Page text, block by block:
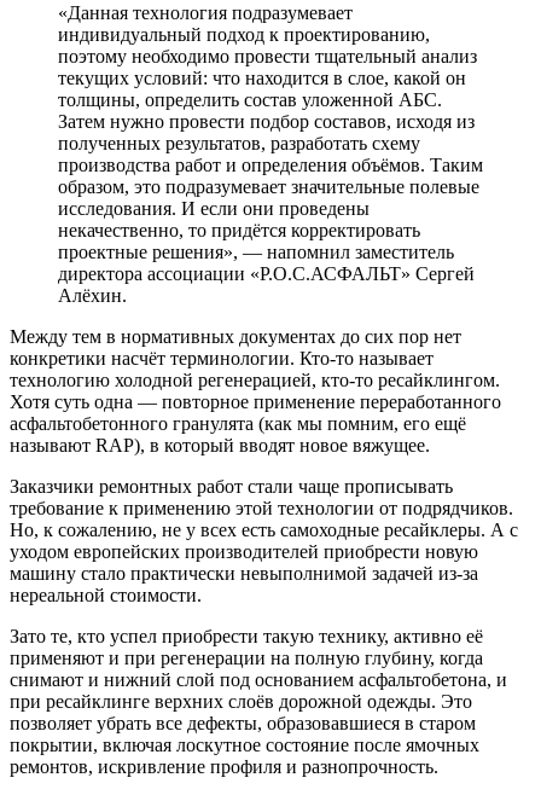
«Данная технология подразумевает
индивидуальный подход к проектированию,
поэтому необходимо провести тщательный анализ
текущих условий: что находится в слое, какой он
толщины, определить состав уложенной АБС.
Затем нужно провести подбор составов, исходя из
полученных результатов, разработать схему
производства работ и определения объёмов. Таким
образом, это подразумевает значительные полевые
исследования. И если они проведены
некачественно, то придётся корректировать
проектные решения», ― напомнил заместитель
директора ассоциации «Р.О.С.АСФАЛЬТ» Сергей
Алёхин.
Между тем в нормативных документах до сих пор нет
конкретики насчёт терминологии. Кто-то называет
технологию холодной регенерацией, кто-то ресайклингом.
Хотя суть одна ― повторное применение переработанного
асфальтобетонного гранулята (как мы помним, его ещё
называют RAP), в который вводят новое вяжущее.
Заказчики ремонтных работ стали чаще прописывать
требование к применению этой технологии от подрядчиков.
Но, к сожалению, не у всех есть самоходные ресайклеры. А с
уходом европейских производителей приобрести новую
машину стало практически невыполнимой задачей из-за
нереальной стоимости.
Зато те, кто успел приобрести такую технику, активно её
применяют и при регенерации на полную глубину, когда
снимают и нижний слой под основанием асфальтобетона, и
при ресайклинге верхних слоёв дорожной одежды. Это
позволяет убрать все дефекты, образовавшиеся в старом
покрытии, включая лоскутное состояние после ямочных
ремонтов, искривление профиля и разнопрочность.